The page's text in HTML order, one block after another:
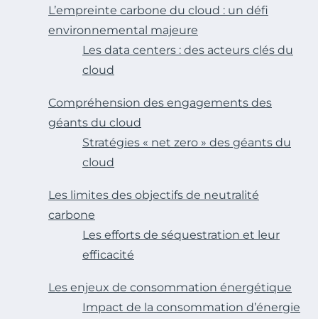
L’empreinte carbone du cloud : un défi
environnemental majeure
Les data centers : des acteurs clés du
cloud
Compréhension des engagements des
géants du cloud
Stratégies « net zero » des géants du
cloud
Les limites des objectifs de neutralité
carbone
Les efforts de séquestration et leur
efficacité
Les enjeux de consommation énergétique
Impact de la consommation d’énergie